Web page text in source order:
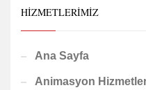
HIZMETLERIMIZ
Ana Sayfa
Animasyon